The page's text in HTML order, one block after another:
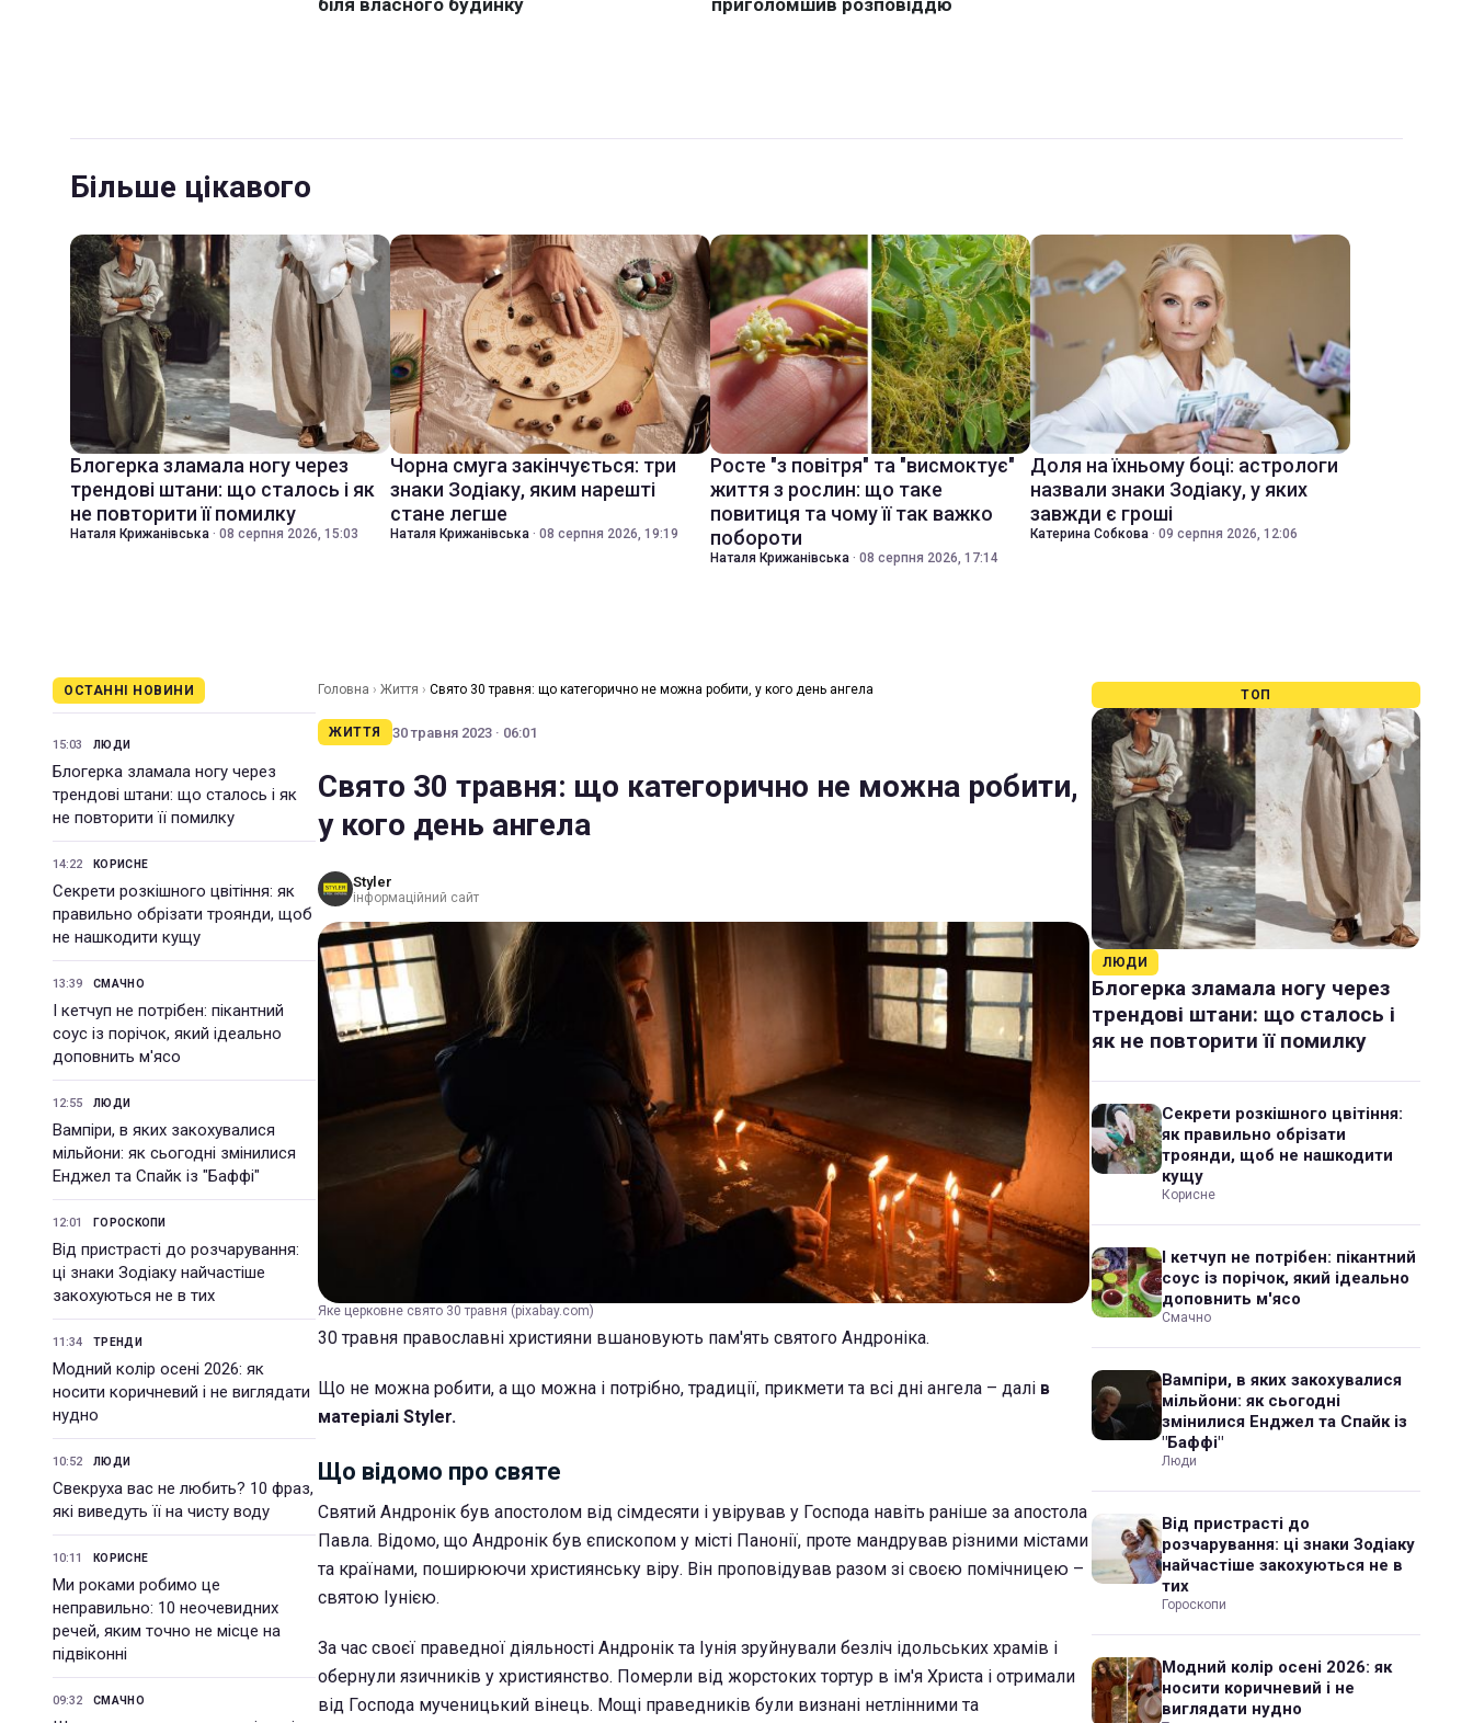
Більше цікавого
Блогерка зламала ногу через
трендові штани: що сталось і як
не повторити її помилку
Наталя Крижанівська · 08 серпня 2026, 15:03
Чорна смуга закінчується: три
знаки Зодіаку, яким нарешті
стане легше
Наталя Крижанівська · 08 серпня 2026, 19:19
Росте "з повітря" та "висмоктує"
життя з рослин: що таке
повитиця та чому її так важко
побороти
Наталя Крижанівська · 08 серпня 2026, 17:14
Доля на їхньому боці: астрологи
назвали знаки Зодіаку, у яких
завжди є гроші
Катерина Собкова · 09 серпня 2026, 12:06
ОСТАННІ НОВИНИ
15:03 ЛЮДИ
Блогерка зламала ногу через
трендові штани: що сталось і як
не повторити її помилку
14:22 КОРИСНЕ
Секрети розкішного цвітіння: як
правильно обрізати троянди, щоб
не нашкодити кущу
13:39 СМАЧНО
І кетчуп не потрібен: пікантний
соус із порічок, який ідеально
доповнить м'ясо
12:55 ЛЮДИ
Вампіри, в яких закохувалися
мільйони: як сьогодні змінилися
Енджел та Спайк із "Баффі"
12:01 ГОРОСКОПИ
Від пристрасті до розчарування:
ці знаки Зодіаку найчастіше
закохуються не в тих
11:34 ТРЕНДИ
Модний колір осені 2026: як
носити коричневий і не виглядати
нудно
10:52 ЛЮДИ
Свекруха вас не любить? 10 фраз,
які виведуть її на чисту воду
10:11 КОРИСНЕ
Ми роками робимо це
неправильно: 10 неочевидних
речей, яким точно не місце на
підвіконні
09:32 СМАЧНО
Головна › Життя › Свято 30 травня: що категорично не можна робити, у кого день ангела
ЖИТТЯ 30 травня 2023 · 06:01
Свято 30 травня: що категорично не можна робити,
у кого день ангела
Styler
інформаційний сайт
Яке церковне свято 30 травня (pixabay.com)
30 травня православні християни вшановують пам'ять святого Андроніка.
Що не можна робити, а що можна і потрібно, традиції, прикмети та всі дні ангела – далі в
матеріалі Styler.
Що відомо про святе
Святий Андронік був апостолом від сімдесяти і увірував у Господа навіть раніше за апостола
Павла. Відомо, що Андронік був єпископом у місті Панонії, проте мандрував різними містами
та країнами, поширюючи християнську віру. Він проповідував разом зі своєю помічницею –
святою Іунією.
За час своєї праведної діяльності Андронік та Іунія зруйнували безліч ідольських храмів і
обернули язичників у християнство. Померли від жорстоких тортур в ім'я Христа і отримали
від Господа мученицький вінець. Мощі праведників були визнані нетлінними та
ТОП
ЛЮДИ
Блогерка зламала ногу через
трендові штани: що сталось і
як не повторити її помилку
Секрети розкішного цвітіння:
як правильно обрізати
троянди, щоб не нашкодити
кущу
Корисне
І кетчуп не потрібен: пікантний
соус із порічок, який ідеально
доповнить м'ясо
Смачно
Вампіри, в яких закохувалися
мільйони: як сьогодні
змінилися Енджел та Спайк із
"Баффі"
Люди
Від пристрасті до
розчарування: ці знаки Зодіаку
найчастіше закохуються не в
тих
Гороскопи
Модний колір осені 2026: як
носити коричневий і не
виглядати нудно